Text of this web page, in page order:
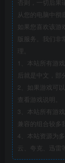
否则，一切后果
从您的电脑中彻
如果您喜欢该游
版服务。我们非
理。
1、本站所有游
后就是中文，部
2、如果游戏可
查看游戏说明。
3、本站所有游
兼容的组合较多
4、本站资源为
云、夸克、迅雷